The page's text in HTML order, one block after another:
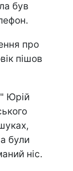
був
про
пішов
Юрій
були
ніс.